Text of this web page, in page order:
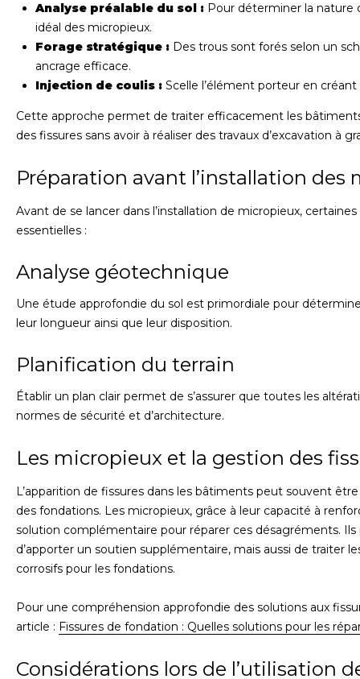
Analyse préalable du sol : Pour déterminer la nature
idéal des micropieux.
Forage stratégique : Des trous sont forés selon un
ancrage efficace.
Injection de coulis : Scelle l’élément porteur en créant
Cette approche permet de traiter efficacement les
des fissures sans avoir à réaliser des travaux d’excavation à
Préparation avant l’installation des
Avant de se lancer dans l’installation de micropieux,
essentielles :
Analyse géotechnique
Une étude approfondie du sol est primordiale pour
leur longueur ainsi que leur disposition.
Planification du terrain
Établir un plan clair permet de s’assurer que toutes les
normes de sécurité et d’architecture.
Les micropieux et la gestion des
L’apparition de fissures dans les bâtiments peut souvent
des fondations. Les micropieux, grâce à leur capacité à
solution complémentaire pour réparer ces désagréments.
d’apporter un soutien supplémentaire, mais aussi de traiter
corrosifs pour les fondations.
Pour une compréhension approfondie des solutions aux
article : Fissures de fondation : Quelles solutions pour les
Considérations lors de l’utilisation